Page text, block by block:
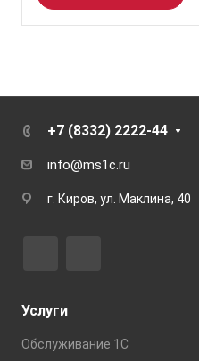
+7 (8332) 2222-44
info@ms1c.ru
г. Киров, ул. Маклина, 40
Услуги
Обслуживание 1С